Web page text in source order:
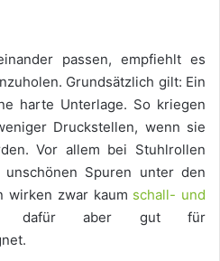
passen, empfiehlt es
Grundsätzlich gilt: Ein
harte Unterlage. So kriegen
Druckstellen, wenn sie
Vor allem bei Stuhlrollen
Spuren unter den
wirken zwar kaum schall- und
dafür aber gut für